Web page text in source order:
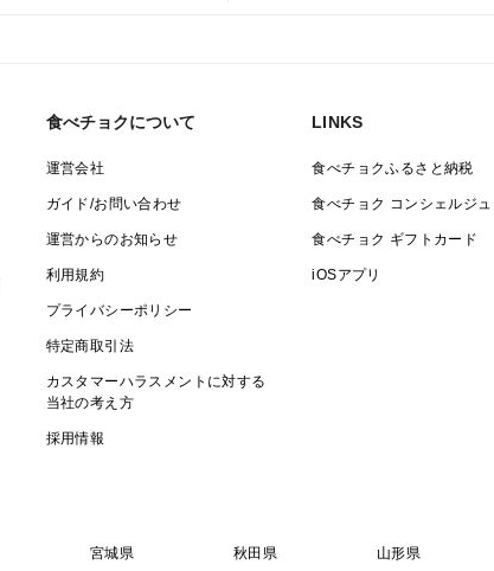
食べチョクについて
運営会社
ガイド/お問い合わせ
運営からのお知らせ
利用規約
プライバシーポリシー
特定商取引法
カスタマーハラスメントに対する
当社の考え方
採用情報
LINKS
食べチョクふるさと納税
食べチョク コンシェルジュ
食べチョク ギフトカード
iOSアプリ
宮城県 秋田県 山形県